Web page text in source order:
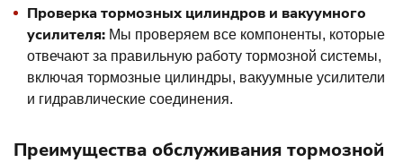
Проверка тормозных цилиндров и вакуумного
усилителя: Мы проверяем все компоненты, которые
отвечают за правильную работу тормозной системы,
включая тормозные цилиндры, вакуумные усилители
и гидравлические соединения.
Преимущества обслуживания тормозной